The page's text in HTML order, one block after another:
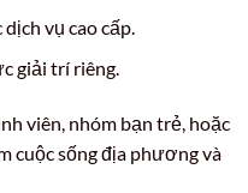
vụ cao cấp.
giải trí riêng.
viên, nhóm bạn trẻ, hoặc
cuộc sống địa phương và